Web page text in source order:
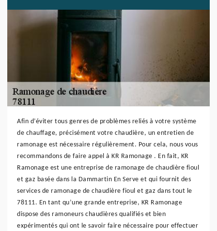
Afin d’éviter tous genres de problèmes reliés à votre système
de chauffage, précisément votre chaudière, un entretien de
ramonage est nécessaire régulièrement. Pour cela, nous vous
recommandons de faire appel à KR Ramonage . En fait, KR
Ramonage est une entreprise de ramonage de chaudière fioul
et gaz basée dans la Dammartin En Serve et qui fournit des
services de ramonage de chaudière fioul et gaz dans tout le
78111. En tant qu’une grande entreprise, KR Ramonage
dispose des ramoneurs chaudières qualifiés et bien
expérimentés qui ont le savoir faire nécessaire pour effectuer